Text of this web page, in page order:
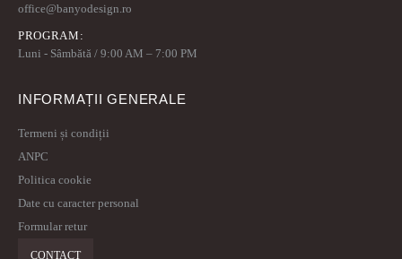
office@banyodesign.ro
PROGRAM:
Luni - Sâmbătă / 9:00 AM – 7:00 PM
INFORMAȚII GENERALE
Termeni și condiții
ANPC
Politica cookie
Date cu caracter personal
Formular retur
CONTACT